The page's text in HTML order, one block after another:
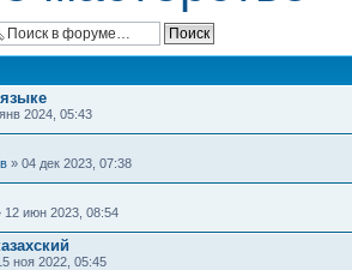
2024, 05:43
» 04 дек 2023, 07:38
12 июн 2023, 08:54
ноя 2022, 05:45